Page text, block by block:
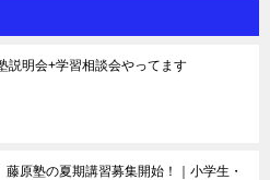
説明会+学習相談会やってます
原塾の夏期講習募集開始！｜小学生・